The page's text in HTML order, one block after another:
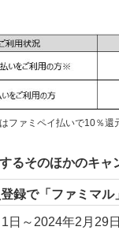
ファミペイ払いで10％
るそのほかのキャ
録で「ファミマ
日～2024年2月29日